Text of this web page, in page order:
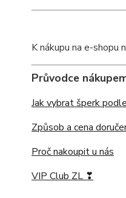
K nákupu na e-shopu
Průvodce
Jak vybrat šperk
Způsob a cena
Proč nakoupit u nás
VIP Club ZL ❣